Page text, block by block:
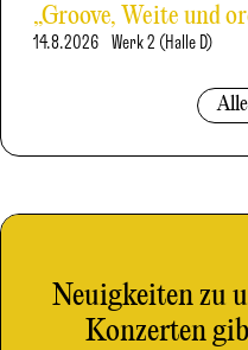
„Groove, Weite und
14.8.2026 Werk 2 (Halle D)
Neuigkeiten zu
Konzerten